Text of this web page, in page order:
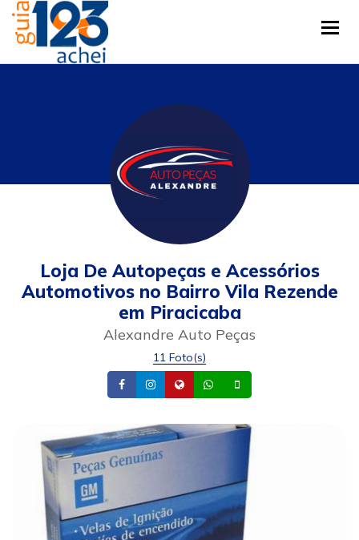
Loja De Autopeças e Acessórios
Automotivos no Bairro Vila Rezende
em Piracicaba
Alexandre Auto Peças
11 Foto(s)
FacebookInstagram
Site Whatsapp